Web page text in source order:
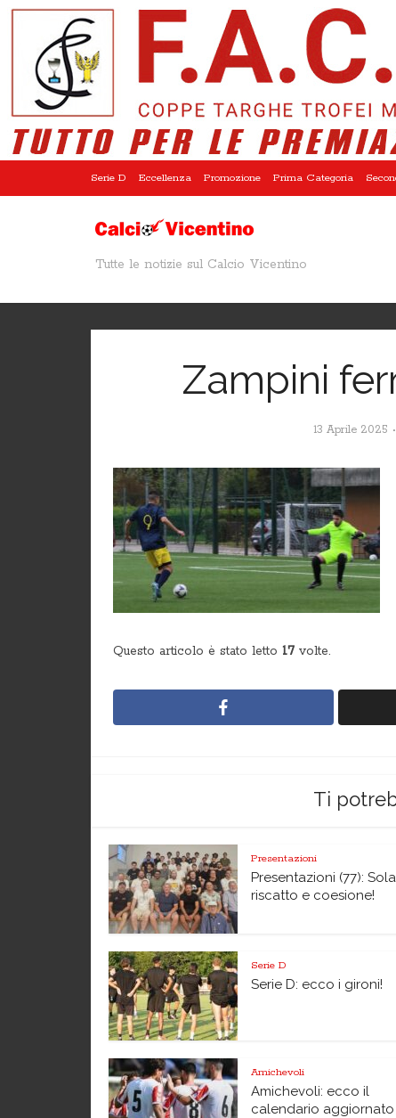
Serie D Eccellenza Promozione Prima Categoria
Tutte le notizie sul Calcio Vicentino
Zampini
13 Aprile 2025
Questo articolo è stato letto 17 volte.
Ti
Presentazioni
Presentazioni (77):
riscatto e coesione!
Serie D
Serie D: ecco i gironi!
Amichevoli
Amichevoli: ecco il
calendario aggiornato